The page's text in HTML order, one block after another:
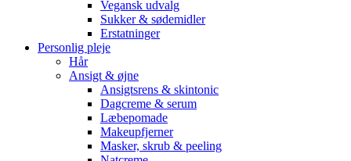
Vegansk udvalg
Sukker & sødemidler
Erstatninger
Personlig pleje
Hår
Ansigt & øjne
Ansigtsrens & skintonic
Dagcreme & serum
Læbepomade
Makeupfjerner
Masker, skrub & peeling